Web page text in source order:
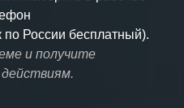
по России бесплатный).
и получите